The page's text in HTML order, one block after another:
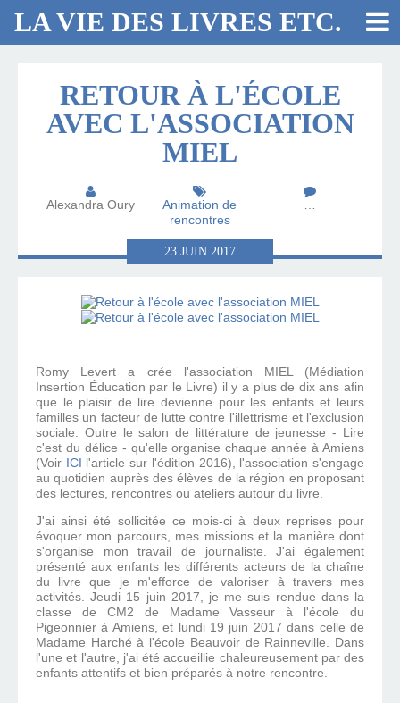
LA VIE DES LIVRES ETC.
RETOUR À L'ÉCOLE
AVEC L'ASSOCIATION
MIEL
Alexandra Oury
Animation de
rencontres
…
23 JUIN 2017
Romy Levert a crée l'association MIEL (Médiation
Insertion Éducation par le Livre) il y a plus de dix ans afin
que le plaisir de lire devienne pour les enfants et leurs
familles un facteur de lutte contre l'illettrisme et l'exclusion
sociale. Outre le salon de littérature de jeunesse - Lire
c'est du délice - qu'elle organise chaque année à Amiens
(Voir ICI l'article sur l'édition 2016), l'association s'engage
au quotidien auprès des élèves de la région en proposant
des lectures, rencontres ou ateliers autour du livre.
J'ai ainsi été sollicitée ce mois-ci à deux reprises pour
évoquer mon parcours, mes missions et la manière dont
s'organise mon travail de journaliste. J'ai également
présenté aux enfants les différents acteurs de la chaîne
du livre que je m'efforce de valoriser à travers mes
activités. Jeudi 15 juin 2017, je me suis rendue dans la
classe de CM2 de Madame Vasseur à l'école du
Pigeonnier à Amiens, et lundi 19 juin 2017 dans celle de
Madame Harché à l'école Beauvoir de Rainneville. Dans
l'une et l'autre, j'ai été accueillie chaleureusement par des
enfants attentifs et bien préparés à notre rencontre.